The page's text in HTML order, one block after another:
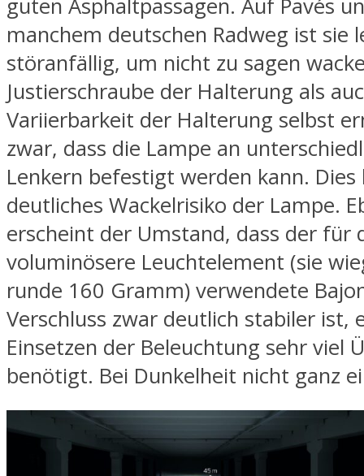
guten Asphaltpassagen. Auf Pavés
manchem deutschen Radweg ist sie
störanfällig, um nicht zu sagen
Justierschraube der Halterung als
Variierbarkeit der Halterung selbst
zwar, dass die Lampe an
Lenkern befestigt werden kann.
deutliches Wackelrisiko der Lampe.
erscheint der Umstand, dass der für
voluminösere Leuchtelement (sie
runde 160 Gramm) verwendete
Verschluss zwar deutlich stabiler ist,
Einsetzen der Beleuchtung sehr viel
benötigt. Bei Dunkelheit nicht ganz